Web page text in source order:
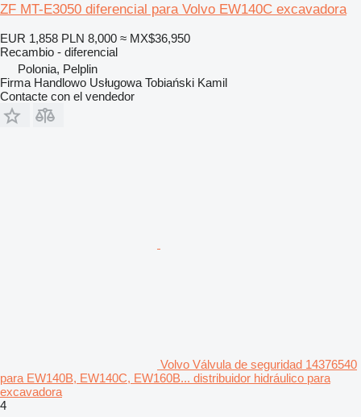
ZF MT-E3050 diferencial para Volvo EW140C excavadora
EUR 1,858 PLN 8,000 ≈ MX$36,950
Recambio - diferencial
Polonia, Pelplin
Firma Handlowo Usługowa Tobiański Kamil
Contacte con el vendedor
Volvo Válvula de seguridad 14376540
para EW140B, EW140C, EW160B... distribuidor hidráulico para
excavadora
4